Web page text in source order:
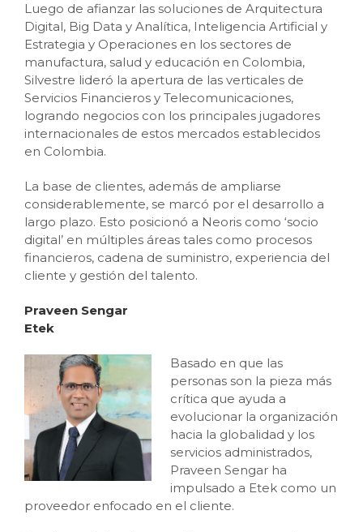
Luego de afianzar las soluciones de Arquitectura
Digital, Big Data y Analítica, Inteligencia Artificial y
Estrategia y Operaciones en los sectores de
manufactura, salud y educación en Colombia,
Silvestre lideró la apertura de las verticales de
Servicios Financieros y Telecomunicaciones,
logrando negocios con los principales jugadores
internacionales de estos mercados establecidos
en Colombia.
La base de clientes, además de ampliarse
considerablemente, se marcó por el desarrollo a
largo plazo. Esto posicionó a Neoris como ‘socio
digital’ en múltiples áreas tales como procesos
financieros, cadena de suministro, experiencia del
cliente y gestión del talento.
Praveen Sengar
Etek
Basado en que las
personas son la pieza más
crítica que ayuda a
evolucionar la organización
hacia la globalidad y los
servicios administrados,
Praveen Sengar ha
impulsado a Etek como un
proveedor enfocado en el cliente.